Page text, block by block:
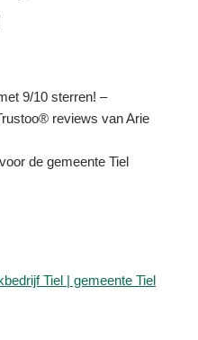
9/10 sterren! –
reviews van Arie
de gemeente Tiel
Tiel | gemeente Tiel